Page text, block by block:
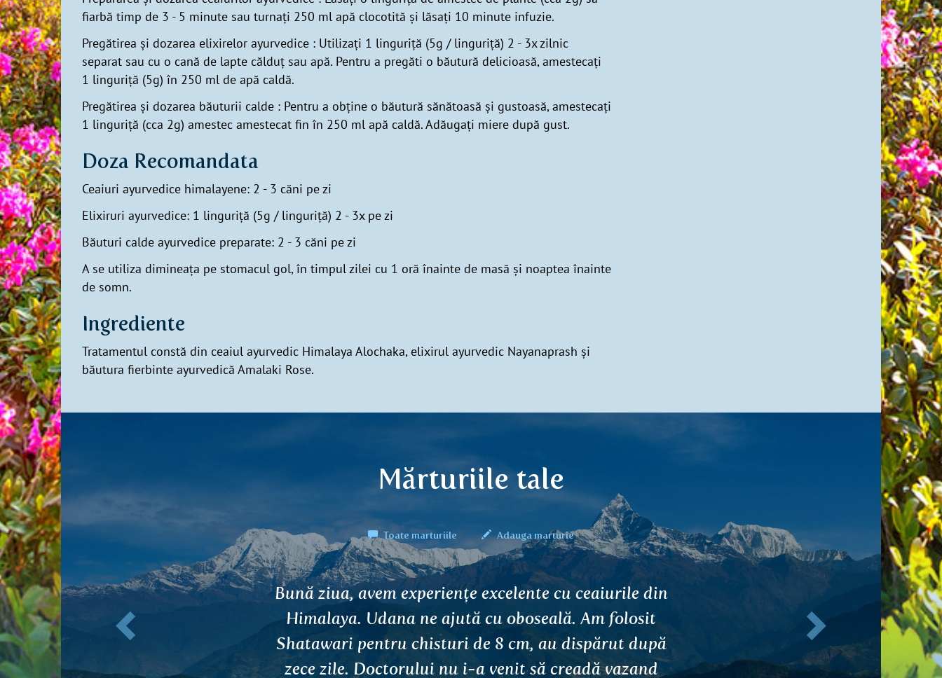
fiarbă timp de 3 - 5 minute sau turnați 250 ml apă clocotită și lăsați 10 minute infuzie.
Pregătirea și dozarea elixirelor ayurvedice : Utilizați 1 linguriță (5g / linguriță) 2 - 3x zilnic
separat sau cu o cană de lapte călduț sau apă. Pentru a pregăti o băutură delicioasă, amestecați
1 linguriță (5g) în 250 ml de apă caldă.
Pregătirea și dozarea băuturii calde : Pentru a obține o băutură sănătoasă și gustoasă, amestecați
1 linguriță (cca 2g) amestec amestecat fin în 250 ml apă caldă. Adăugați miere după gust.
Doza Recomandata
Ceaiuri ayurvedice himalayene: 2 - 3 căni pe zi
Elixiruri ayurvedice: 1 linguriță (5g / linguriță) 2 - 3x pe zi
Băuturi calde ayurvedice preparate: 2 - 3 căni pe zi
A se utiliza dimineața pe stomacul gol, în timpul zilei cu 1 oră înainte de masă și noaptea înainte
de somn.
Ingrediente
Tratamentul constă din ceaiul ayurvedic Himalaya Alochaka, elixirul ayurvedic Nayanaprash și
băutura fierbinte ayurvedică Amalaki Rose.
Mărturiile tale
Toate marturiile Adauga marturie
Bună ziua, bunica mea are multe probleme de
sănătate. Unul dintre ele este alimentarea cu sânge
insuficientă a picioarelor. Se trezește noaptea în
durere, dar nimic nu o ajută. După ce a încercat
Anterior Următorul